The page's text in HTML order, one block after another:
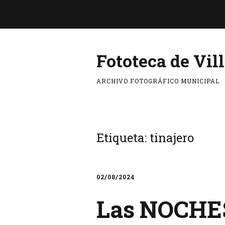
Fototeca de
ARCHIVO FOTOGRÁFICO MUNICIPAL
Etiqueta: tinajero
02/08/2024
Las